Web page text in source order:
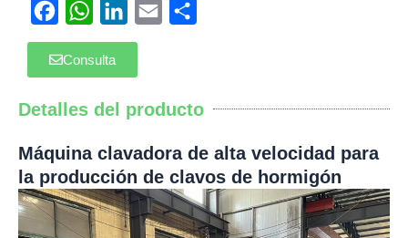
FacebookWhatsAppLinkedIn
Email
Consulta
Detalles del producto
Máquina clavadora de alta velocidad para
la producción de clavos de hormigón